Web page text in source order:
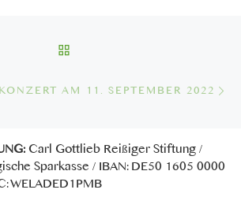
AM 11. SEPTEMBER 2022
Carl Gottlieb Reißiger Stiftung /
Sparkasse / IBAN: DE50 1605 0000
WELADED1PMB